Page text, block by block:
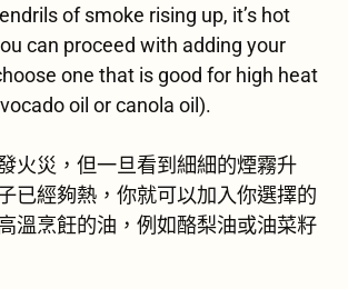
of smoke rising up, it’s hot
can proceed with adding your
one that is good for high heat
oil or canola oil).
火災，但一旦看到細細的煙霧升
已經夠熱，你就可以加入你選擇的
溫烹飪的油，例如酪梨油或油菜籽